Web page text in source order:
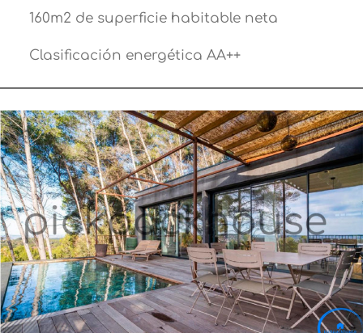
160m2 de superficie habitable neta
Clasificación energética AA++